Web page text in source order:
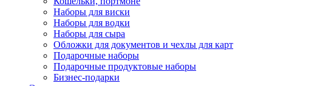
Наборы для виски
Наборы для водки
Наборы для сыра
Обложки для документов и чехлы для карт
Подарочные наборы
Подарочные продуктовые наборы
Бизнес-подарки